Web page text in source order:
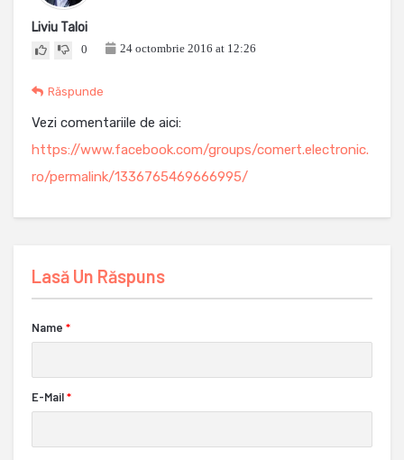
Liviu Taloi
0 24 octombrie 2016 at 12:26
Răspunde
Vezi comentariile de aici:
https://www.facebook.com/groups/comert.electronic.
ro/permalink/1336765469666995/
Lasă Un Răspuns
Name *
E-Mail*